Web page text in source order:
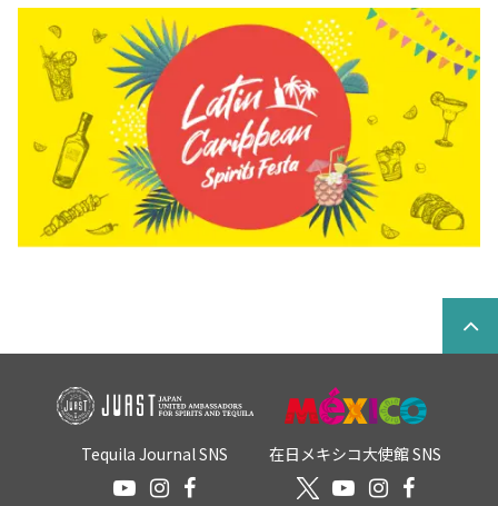
Tequila Journal SNS 在日メキシコ大使館 SNS